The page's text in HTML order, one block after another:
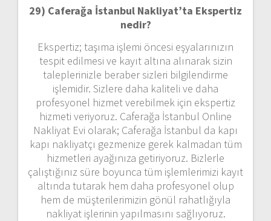
29) Caferağa İstanbul Nakliyat’ta Ekspertiz
nedir?
Ekspertiz; taşıma işlemi öncesi eşyalarınızın
tespit edilmesi ve kayıt altına alınarak sizin
taleplerinizle beraber sizleri bilgilendirme
işlemidir. Sizlere daha kaliteli ve daha
profesyonel hizmet verebilmek için ekspertiz
hizmeti veriyoruz. Caferağa İstanbul Online
Nakliyat Evi olarak; Caferağa İstanbul da kapı
kapı nakliyatçı gezmenize gerek kalmadan tüm
hizmetleri ayağınıza getiriyoruz. Bizlerle
çalıştığınız süre boyunca tüm işlemlerimizi kayıt
altında tutarak hem daha profesyonel olup
hem de müşterilerimizin gönül rahatlığıyla
nakliyat işlerinin yapılmasını sağlıyoruz.